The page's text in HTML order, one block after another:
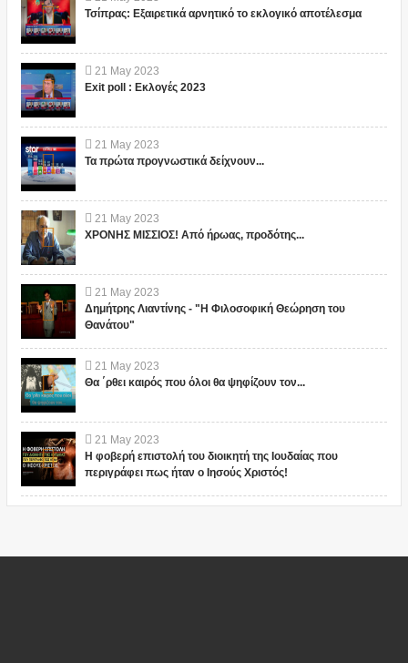
Τσίπρας: Εξαιρετικά αρνητικό το εκλογικό αποτέλεσμα
21 May 2023
Exit poll : Εκλογές 2023
21 May 2023
Τα πρώτα προγνωστικά δείχνουν...
21 May 2023
ΧΡΟΝΗΣ ΜΙΣΣΙΟΣ! Από ήρωας, προδότης...
21 May 2023
Δημήτρης Λιαντίνης - "Η Φιλοσοφική Θεώρηση του
Θανάτου"
21 May 2023
Θα ΄ρθει καιρός που όλοι θα ψηφίζουν τον...
21 May 2023
Η φοβερή επιστολή του διοικητή της Ιουδαίας που
περιγράφει πως ήταν ο Ιησούς Χριστός!